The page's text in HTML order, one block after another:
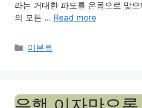
라는 거대한 파도를 온몸으로 맞
의 모든 … Read more
Categories
미분류